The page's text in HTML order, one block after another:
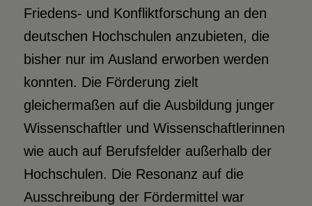
Friedens- und Konfliktforschung an den
deutschen Hochschulen anzubieten, die
bisher nur im Ausland erworben werden
konnten. Die Förderung zielt
gleichermaßen auf die Ausbildung junger
Wissenschaftler und Wissenschaftlerinnen
wie auch auf Berufsfelder außerhalb der
Hochschulen. Die Resonanz auf die
Ausschreibung der Fördermittel war